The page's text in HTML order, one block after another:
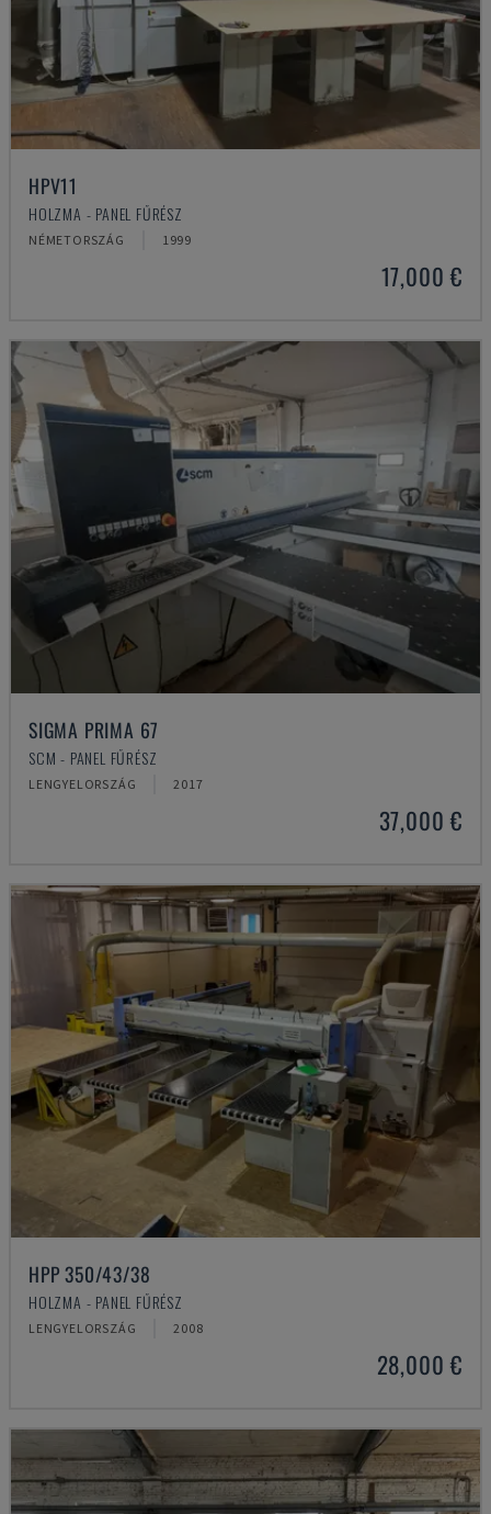
HPV11
HOLZMA - PANEL FŰRÉSZ
NÉMETORSZÁG 1999
17,000 €
SIGMA PRIMA 67
SCM - PANEL FŰRÉSZ
LENGYELORSZÁG 2017
37,000 €
HPP 350/43/38
HOLZMA - PANEL FŰRÉSZ
LENGYELORSZÁG 2008
28,000 €